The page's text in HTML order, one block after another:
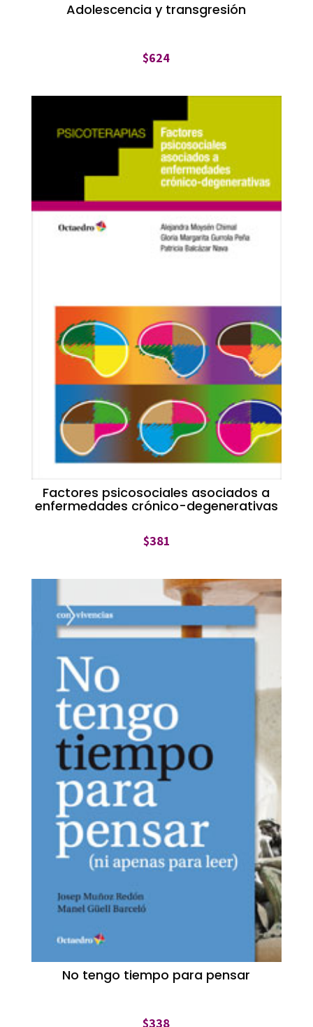
Adolescencia y transgresión
$624
Factores psicosociales asociados a
enfermedades crónico-degenerativas
$381
No tengo tiempo para pensar
$338